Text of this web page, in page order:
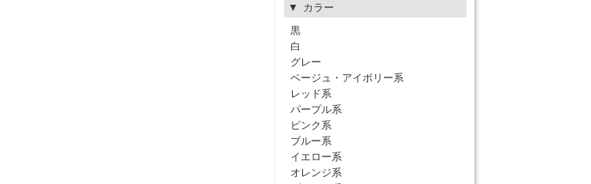
カラー
黒
白
グレー
ベージュ・アイボリー系
レッド系
パープル系
ピンク系
ブルー系
イエロー系
オレンジ系